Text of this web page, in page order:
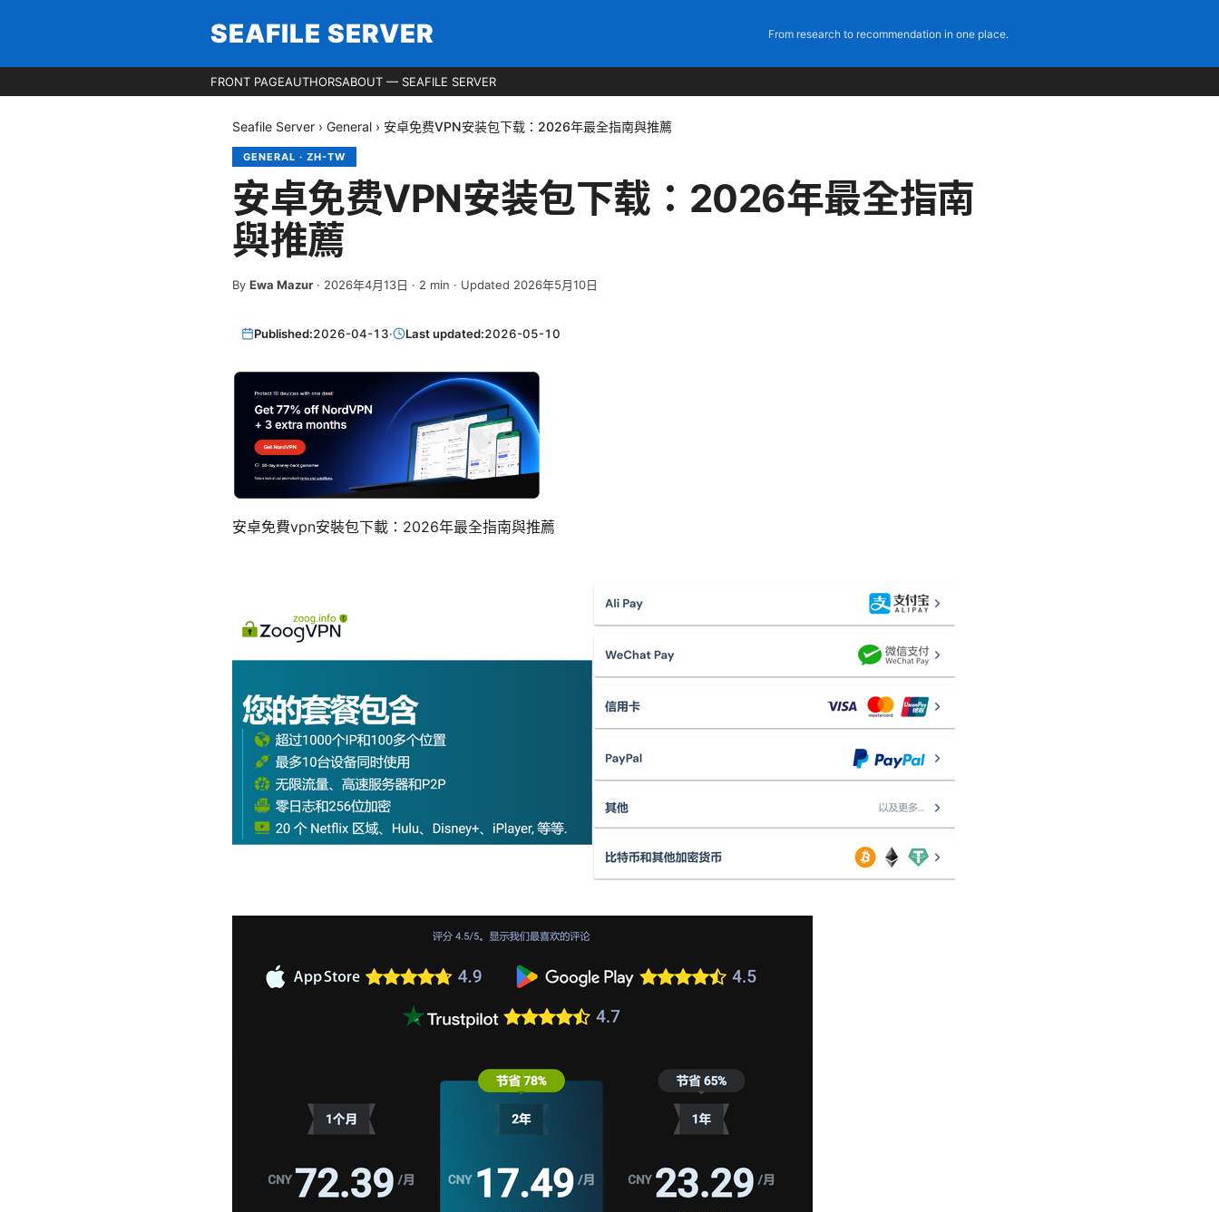
SEAFILE SERVER From research to recommendation in one place.
FRONT PAGEAUTHORSABOUT — SEAFILE SERVER
Seafile Server › General › 安卓免费VPN安装包下载：2026年最全指南與推薦
GENERAL · ZH-TW
安卓免费VPN安装包下载：2026年最全指南
與推薦
By Ewa Mazur · 2026年4月13日 · 2 min · Updated 2026年5月10日
Published:2026-04-13· Last updated:2026-05-10
安卓免費vpn安裝包下載：2026年最全指南與推薦